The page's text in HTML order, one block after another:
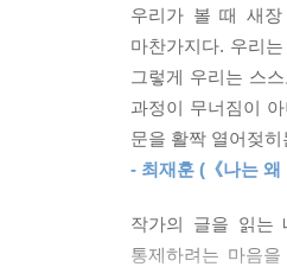
오랫동안 나는 어
는 일이 스스로에
--- p.209~210
집요한 몰아붙임은
--- p.230
각 장에서는 심리
생각, 무언가를
먼저 챙기며 쉽게
나타난다. 반대로
분노처럼 강렬한
우리가 볼 때 새
마찬가지다. 우리
그렇게 우리는 스
과정이 무너짐이
문을 활짝 열어젖
- 최재훈 (《나는
작가의 글을 읽는
통제하려는 마음